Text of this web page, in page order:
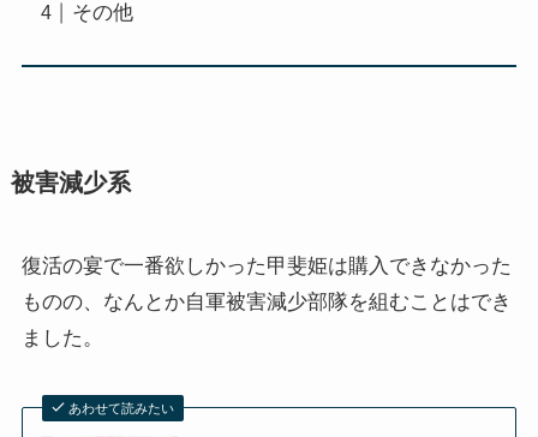
その他
被害減少系
復活の宴で一番欲しかった甲斐姫は購入できなかった
ものの、なんとか自軍被害減少部隊を組むことはでき
ました。
あわせて読みたい